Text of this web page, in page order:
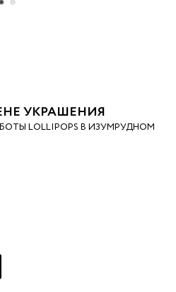
УКРАШЕНИЯ
LOLLIPOPS В ИЗУМРУДНОМ